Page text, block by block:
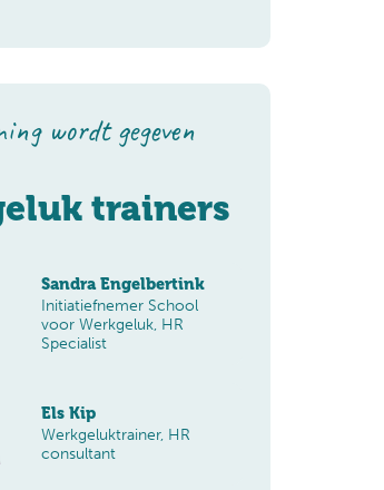
van ervaringen met klanten en
erg waardevol."
wordt gegeven
trainers
Sandra Engelbertink
Initiatiefnemer School
voor Werkgeluk, HR
Specialist
Els Kip
Werkgeluktrainer, HR
consultant